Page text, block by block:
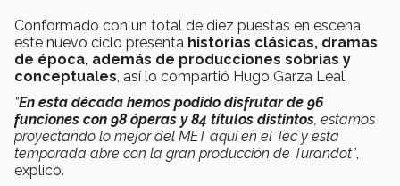
Conformado con un total de diez puestas en escena,
este nuevo ciclo presenta historias clásicas, dramas
de época, además de producciones sobrias y
conceptuales , así lo compartió Hugo Garza Leal.
“En esta década hemos podido disfrutar de 96
funciones con 98 óperas y 84 títulos distintos , estamos
proyectando lo mejor del MET aquí en el Tec y esta
temporada abre con la gran producción de Turandot”,
explicó.